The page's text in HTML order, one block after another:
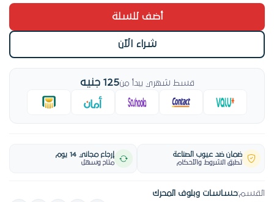
أضف للسلة
شراء الآن
قسط شهري يبدأ من125 جنيه
ضمان ضد عيوب الصناعة
تطبق الشروط والأحكام
إرجاع مجاني 14 يوم
متاح وسهل
القسم:حساسات وبلوف المحرك